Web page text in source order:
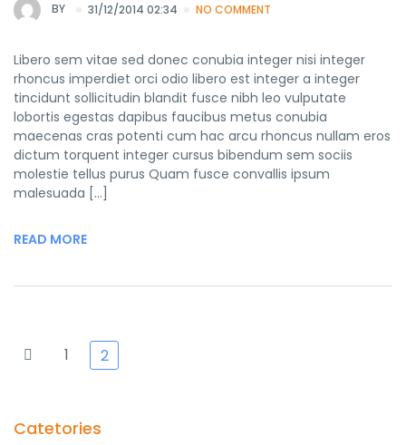
BY 31/12/2014 02:34 NO COMMENT
Libero sem vitae sed donec conubia integer nisi integer
rhoncus imperdiet orci odio libero est integer a integer
tincidunt sollicitudin blandit fusce nibh leo vulputate
lobortis egestas dapibus faucibus metus conubia
maecenas cras potenti cum hac arcu rhoncus nullam eros
dictum torquent integer cursus bibendum sem sociis
molestie tellus purus Quam fusce convallis ipsum
malesuada […]
READ MORE
1 2
Catetories